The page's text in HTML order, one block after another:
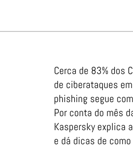
Cerca de 83% dos
de ciberataques
phishing segue
Por conta do mês
Kaspersky explica
e dá dicas de